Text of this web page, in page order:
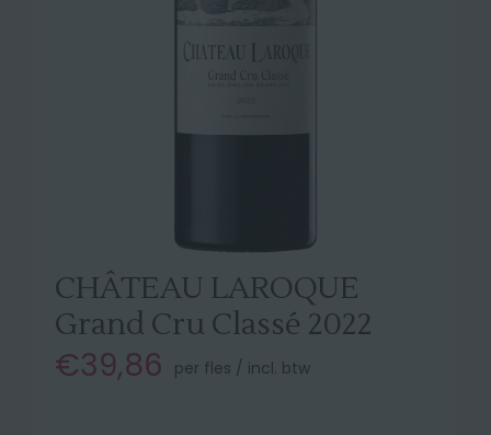
CHÂTEAU LAROQUE
Grand Cru Classé 2022
€39,86 per fles / incl. btw